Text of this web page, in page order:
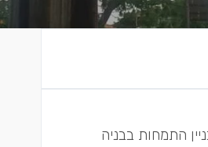
התמחות בבניה